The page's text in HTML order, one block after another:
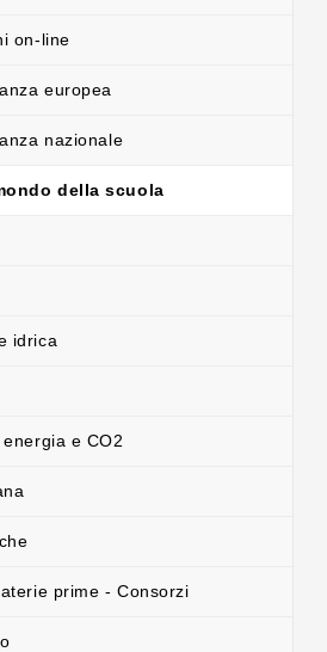
on-line
europea
nazionale
della scuola
idrica
e CO2
prime - Consorzi